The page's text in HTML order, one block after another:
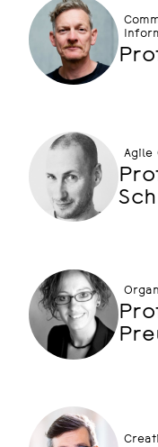
Agile